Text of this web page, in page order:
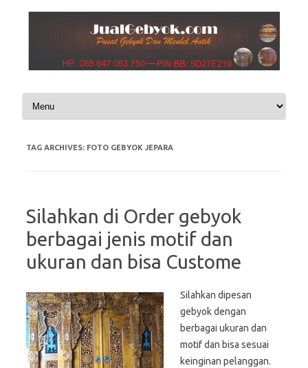
Skip to content
TAG ARCHIVES: FOTO GEBYOK JEPARA
Silahkan di Order gebyok
berbagai jenis motif dan
ukuran dan bisa Custome
Silahkan dipesan
gebyok dengan
berbagai ukuran dan
motif dan bisa sesuai
keinginan pelanggan.